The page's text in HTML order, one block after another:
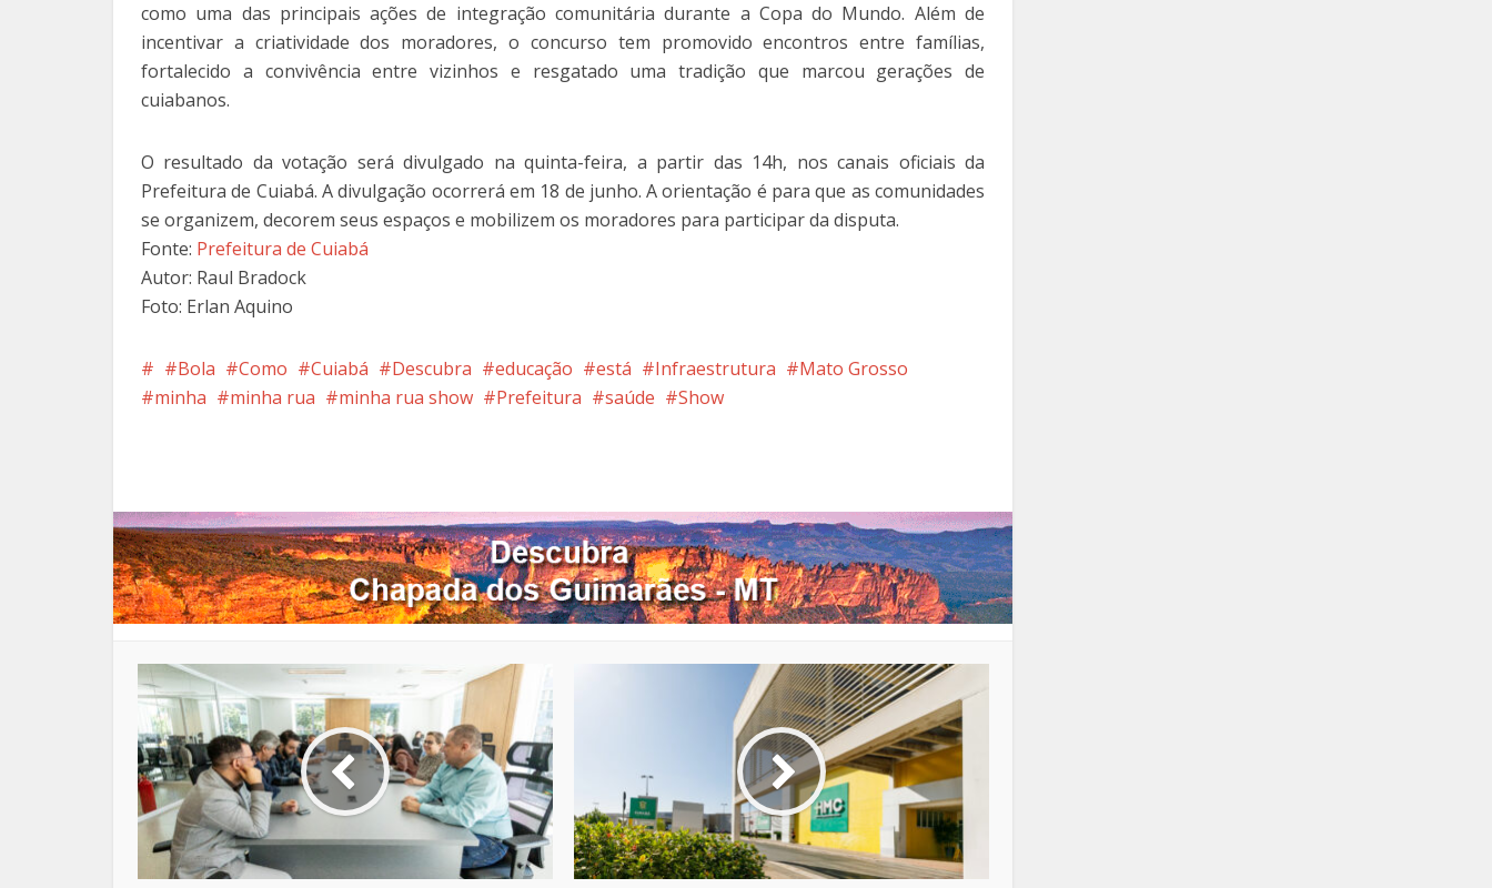
como uma das principais ações de integração comunitária durante a Copa do Mundo. Além de
incentivar a criatividade dos moradores, o concurso tem promovido encontros entre famílias,
fortalecido a convivência entre vizinhos e resgatado uma tradição que marcou gerações de
cuiabanos.
O resultado da votação será divulgado na quinta-feira, a partir das 14h, nos canais oficiais da
Prefeitura de Cuiabá. A divulgação ocorrerá em 18 de junho. A orientação é para que as comunidades
se organizem, decorem seus espaços e mobilizem os moradores para participar da disputa.
Fonte: Prefeitura de Cuiabá
Autor: Raul Bradock
Foto: Erlan Aquino
Bola Como Cuiabá Descubra educação está Infraestrutura
Mato Grosso
minha
minha rua minha rua show Prefeitura saúde Show